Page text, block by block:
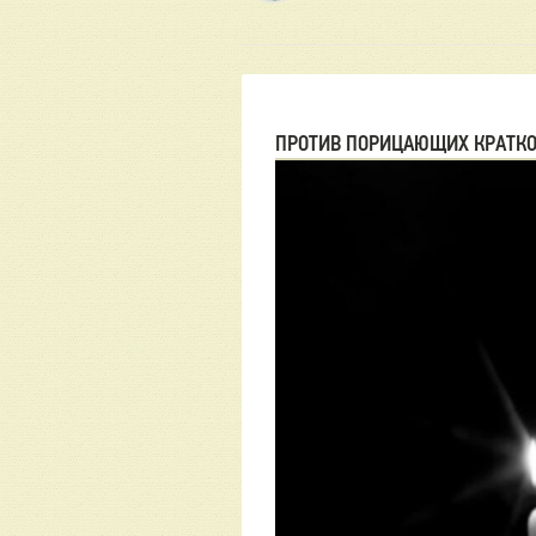
ПРОТИВ ПОРИЦАЮЩИХ